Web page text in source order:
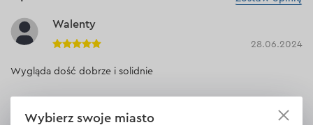
Walenty
28.06.2024
Wygląda dość dobrze i solidnie
Odpowiedź 1 odpowiedź
Wybierz swoje miasto